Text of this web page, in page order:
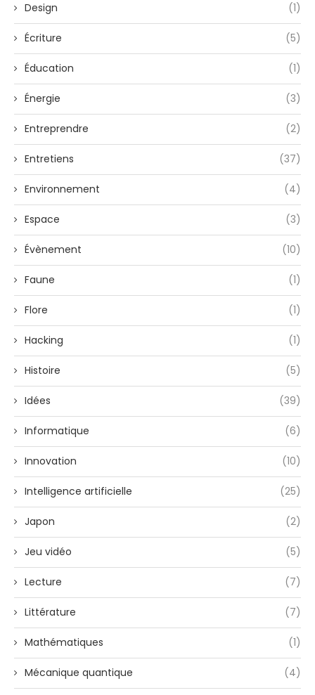
Design (1)
Écriture (5)
Éducation (1)
Énergie (3)
Entreprendre (2)
Entretiens (37)
Environnement (4)
Espace (3)
Évènement (10)
Faune (1)
Flore (1)
Hacking (1)
Histoire (5)
Idées (39)
Informatique (6)
Innovation (10)
Intelligence artificielle (25)
Japon (2)
Jeu vidéo (5)
Lecture (7)
Littérature (7)
Mathématiques (1)
Mécanique quantique (4)